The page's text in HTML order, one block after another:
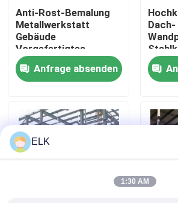
Qualitätskontrolle
Kontakt mit uns
Neuigkeiten
Rechtssachen
Bitte um ein Angebot
Anti-Rost-Bemalung
Metallwerkstatt
Gebäude
Vorgefertigtes
Metalllager ODM
Anfrage absenden
Dach-
ELK
1:30 AM